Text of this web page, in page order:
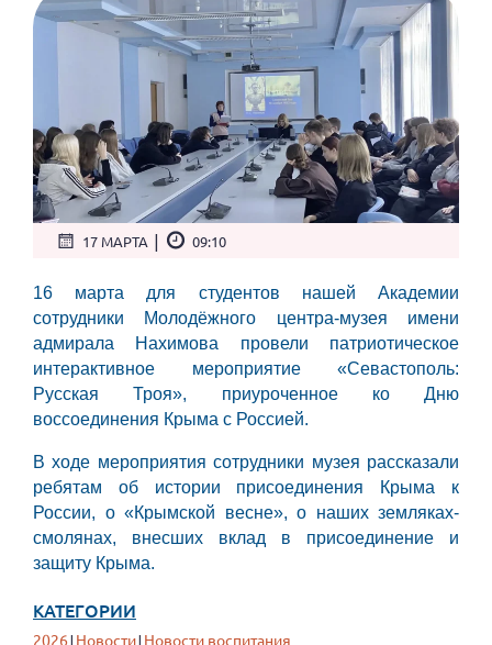
17 МАРТА | 09:10
16 марта для студентов нашей Академии
сотрудники Молодёжного центра-музея имени
адмирала Нахимова провели патриотическое
интерактивное мероприятие «Севастополь:
Русская Троя», приуроченное ко Дню
воссоединения Крыма с Россией.
В ходе мероприятия сотрудники музея рассказали
ребятам об истории присоединения Крыма к
России, о «Крымской весне», о наших земляках-
смолянах, внесших вклад в присоединение и
защиту Крыма.
КАТЕГОРИИ
2026| Новости| Новости воспитания